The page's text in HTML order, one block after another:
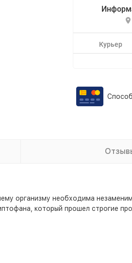
Курьер
организму необходима
который прошел строгие